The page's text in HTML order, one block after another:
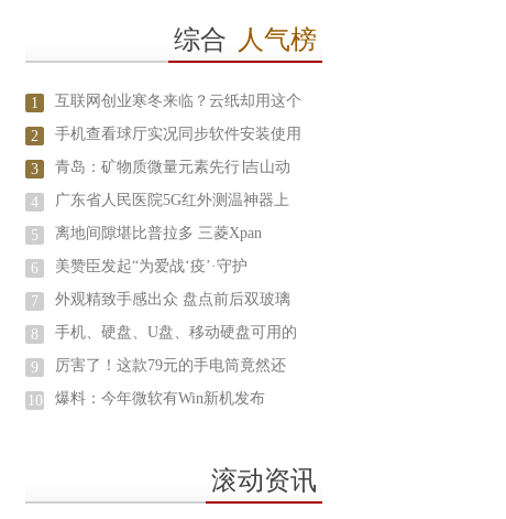
综合 人气榜
1 互联网创业寒冬来临？云纸却用这个
2 手机查看球厅实况同步软件安装使用
3 青岛：矿物质微量元素先行∣吉山动
4 广东省人民医院5G红外测温神器上
5 离地间隙堪比普拉多 三菱Xpan
6 美赞臣发起“为爱战‘疫’·守护
7 外观精致手感出众 盘点前后双玻璃
8 手机、硬盘、U盘、移动硬盘可用的
9 厉害了！这款79元的手电筒竟然还
10 爆料：今年微软有Win新机发布
滚动资讯